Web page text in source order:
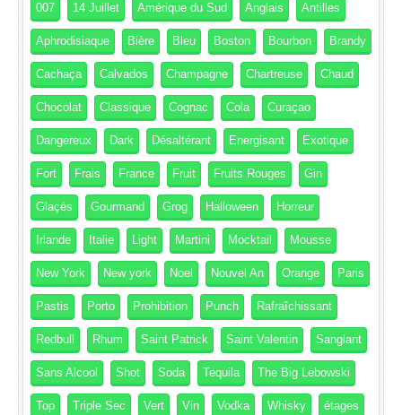
007 14 Juillet Amérique du Sud Anglais Antilles
Aphrodisiaque Bière Bleu Boston Bourbon Brandy
Cachaça Calvados Champagne Chartreuse Chaud
Chocolat Classique Cognac Cola Curaçao
Dangereux Dark Désaltérant Energisant Exotique
Fort Frais France Fruit Fruits Rouges Gin
Glaçés Gourmand Grog Halloween Horreur
Irlande Italie Light Martini Mocktail Mousse
New York New york Noel Nouvel An Orange Paris
Pastis Porto Prohibition Punch Rafraîchissant
Redbull Rhum Saint Patrick Saint Valentin Sanglant
Sans Alcool Shot Soda Tequila The Big Lebowski
Top Triple Sec Vert Vin Vodka Whisky étages